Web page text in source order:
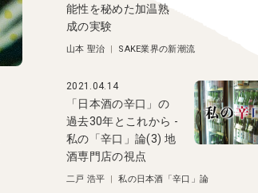
能性を秘めた加温熟
成の実験
山本 聖治 | SAKE業界の新潮流
2021.04.14
「日本酒の辛口」の
過去30年とこれから -
私の「辛口」論(3) 地
酒専門店の視点
二戸 浩平 |私の日本酒「辛口」論